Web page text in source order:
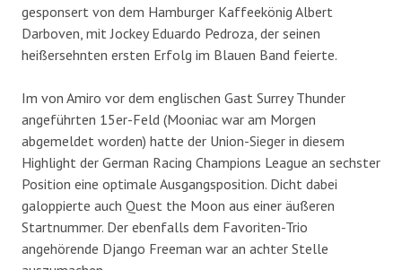
gesponsert von dem Hamburger Kaffeekönig Albert
Darboven, mit Jockey Eduardo Pedroza, der seinen
heißersehnten ersten Erfolg im Blauen Band feierte.
Im von Amiro vor dem englischen Gast Surrey Thunder
angeführten 15er-Feld (Mooniac war am Morgen
abgemeldet worden) hatte der Union-Sieger in diesem
Highlight der German Racing Champions League an sechster
Position eine optimale Ausgangsposition. Dicht dabei
galoppierte auch Quest the Moon aus einer äußeren
Startnummer. Der ebenfalls dem Favoriten-Trio
angehörende Django Freeman war an achter Stelle